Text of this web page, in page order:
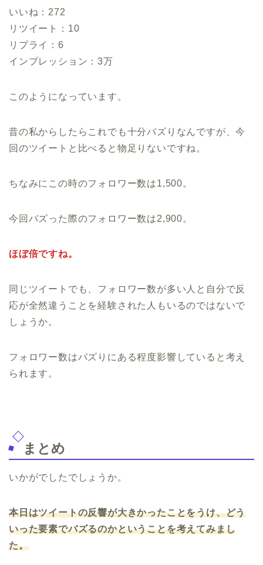
いいね：272
リツイート：10
リプライ：6
インプレッション：3万
このようになっています。
昔の私からしたらこれでも十分バズりなんですが、今
回のツイートと比べると物足りないですね。
ちなみにこの時のフォロワー数は1,500。
今回バズった際のフォロワー数は2,900。
ほぼ倍ですね。
同じツイートでも、フォロワー数が多い人と自分で反
応が全然違うことを経験された人もいるのではないで
しょうか。
フォロワー数はバズりにある程度影響していると考え
られます。
まとめ
いかがでしたでしょうか。
本日はツイートの反響が大きかったことをうけ、どう
いった要素でバズるのかということを考えてみまし
た。